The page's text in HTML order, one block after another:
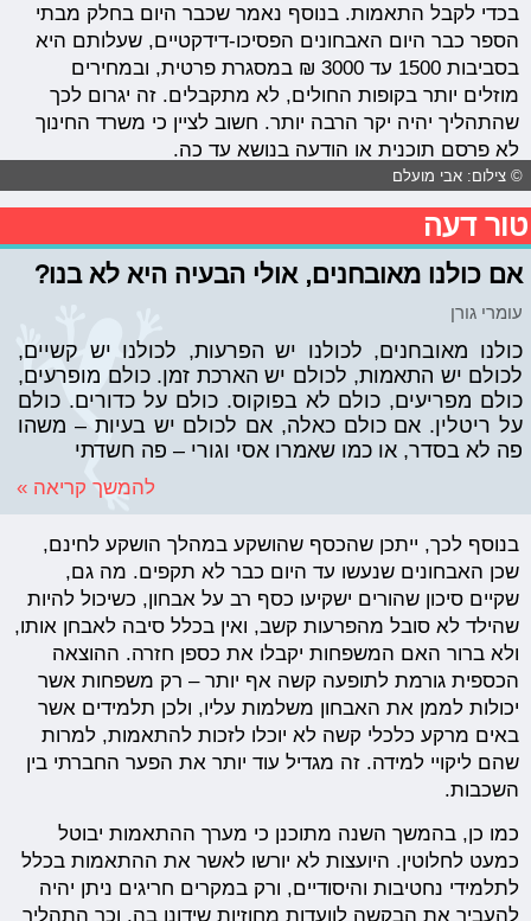
בכדי לקבל התאמות. בנוסף נאמר שכבר היום בחלק מבתי
הספר כבר היום האבחונים הפסיכו-דידקטיים, שעלותם היא
בסביבות 1500 עד 3000 ₪ במסגרת פרטית, ובמחירים
מוזלים יותר בקופות החולים, לא מתקבלים. זה יגרום לכך
שהתהליך יהיה יקר הרבה יותר. חשוב לציין כי משרד החינוך
לא פרסם תוכנית או הודעה בנושא עד כה.
© צילום: אבי מועלם
טור דעה
אם כולנו מאובחנים, אולי הבעיה היא לא בנו?
עומרי גורן
כולנו מאובחנים, לכולנו יש הפרעות, לכולנו יש קשיים,
לכולם יש התאמות, לכולם יש הארכת זמן. כולם מופרעים,
כולם מפריעים, כולם לא בפוקוס. כולם על כדורים. כולם
על ריטלין. אם כולם כאלה, אם לכולם יש בעיות – משהו
פה לא בסדר, או כמו שאמרו אסי וגורי – פה חשדתי
להמשך קריאה »
בנוסף לכך, ייתכן שהכסף שהושקע במהלך הושקע לחינם,
שכן האבחונים שנעשו עד היום כבר לא תקפים. מה גם,
שקיים סיכון שהורים ישקיעו כסף רב על אבחון, כשיכול להיות
שהילד לא סובל מהפרעות קשב, ואין בכלל סיבה לאבחן אותו,
ולא ברור האם המשפחות יקבלו את כספן חזרה. ההוצאה
הכספית גורמת לתופעה קשה אף יותר – רק משפחות אשר
יכולות לממן את האבחון משלמות עליו, ולכן תלמידים אשר
באים מרקע כלכלי קשה לא יוכלו לזכות להתאמות, למרות
שהם ליקויי למידה. זה מגדיל עוד יותר את הפער החברתי בין
השכבות.
כמו כן, בהמשך השנה מתוכנן כי מערך ההתאמות יבוטל
כמעט לחלוטין. היועצות לא יורשו לאשר את ההתאמות בכלל
לתלמידי נחטיבות והיסודיים, ורק במקרים חריגים ניתן יהיה
להעביר את הבקשה לוועדות מחוזיות שידונו בה, וכך התהליך